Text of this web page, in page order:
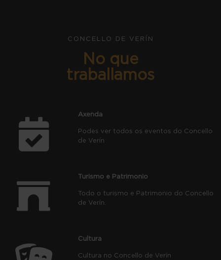
CONCELLO DE VERÍN
No que
traballamos
Axenda
Podes ver todos os eventos do Concello
de Verín
Turismo e Patrimonio
Todo o turismo e Patrimonio do Concello
de Verín.
Cultura
Cultura no Concello de Verín